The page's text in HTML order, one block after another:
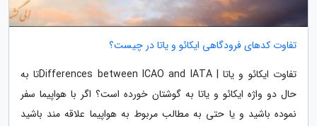
تفاوت کدهای فرودگاهی ایکائو و یاتا در چیست؟
تفاوت ایکائو و یاتا | Differences between ICAO and IATAتا به
حال دو واژه ایکائو و یاتا به گوشتان خورده است؟ اگر با هواپیما سفر
نموده باشید و یا حتی به مطالب مربوط به هواپیما علاقه مند باشید